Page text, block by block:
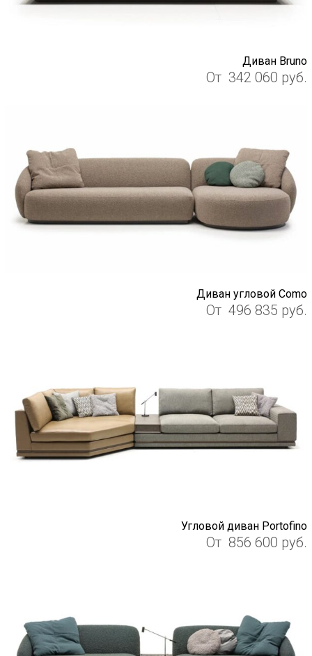
Диван Bruno
От 342 060 руб.
Диван угловой Como
От 496 835 руб.
Угловой диван Portofino
От 856 600 руб.